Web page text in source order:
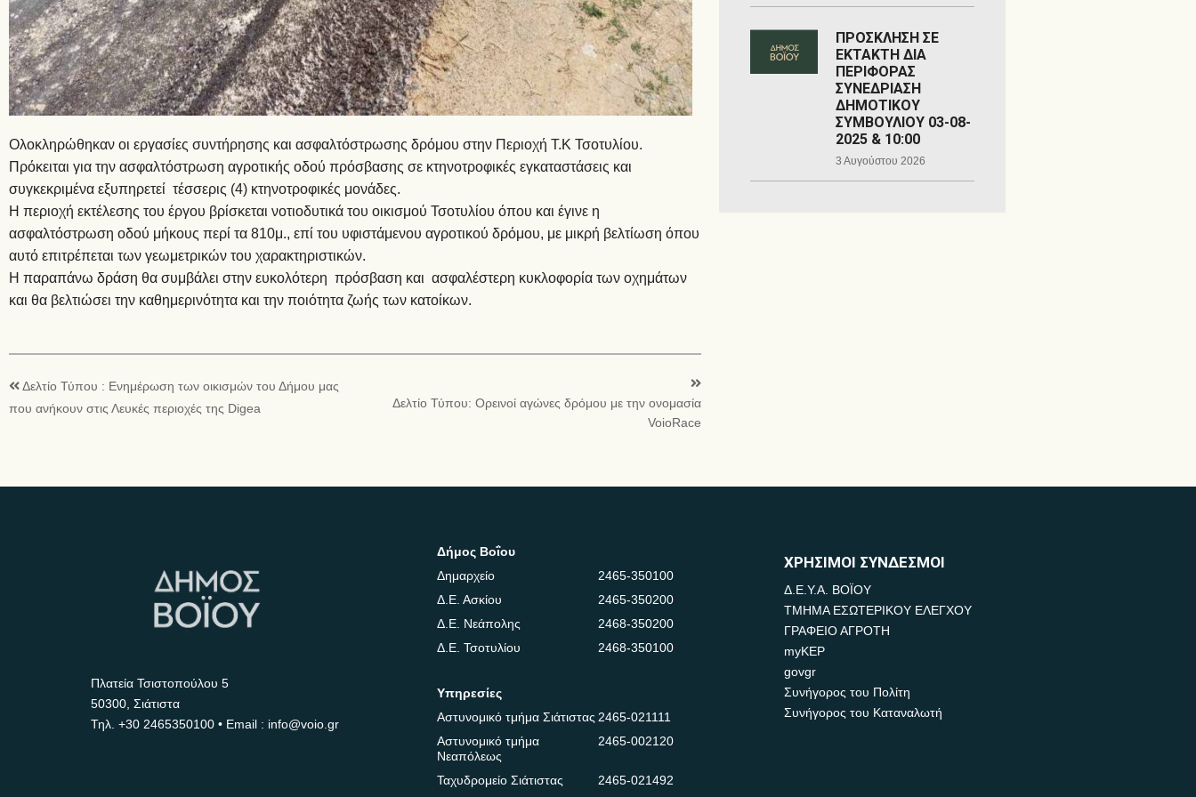
Ολοκληρώθηκαν οι εργασίες συντήρησης και ασφαλτόστρωσης δρόμου στην Περιοχή Τ.Κ Τσοτυλίου.
Πρόκειται για την ασφαλτόστρωση αγροτικής οδού πρόσβασης σε κτηνοτροφικές εγκαταστάσεις και
συγκεκριμένα εξυπηρετεί τέσσερις (4) κτηνοτροφικές μονάδες.
Η περιοχή εκτέλεσης του έργου βρίσκεται νοτιοδυτικά του οικισμού Τσοτυλίου όπου και έγινε η
ασφαλτόστρωση οδού μήκους περί τα 810μ., επί του υφιστάμενου αγροτικού δρόμου, με μικρή βελτίωση όπου
αυτό επιτρέπεται των γεωμετρικών του χαρακτηριστικών.
Η παραπάνω δράση θα συμβάλει στην ευκολότερη πρόσβαση και ασφαλέστερη κυκλοφορία των οχημάτων
και θα βελτιώσει την καθημερινότητα και την ποιότητα ζωής των κατοίκων.
Δελτίο Τύπου : Ενημέρωση των οικισμών του Δήμου μας
που ανήκουν στις Λευκές περιοχές της Digea
Δελτίο Τύπου: Ορεινοί αγώνες δρόμου με την ονομασία
VoioRace
ΠΡΟΣΚΛΗΣΗ ΣΕ
ΕΚΤΑΚΤΗ ΔΙΑ
ΠΕΡΙΦΟΡΑΣ
ΣΥΝΕΔΡΙΑΣΗ
ΔΗΜΟΤΙΚΟΥ
ΣΥΜΒΟΥΛΙΟΥ 03-08-
2025 & 10:00
3 Αυγούστου 2026
Πλατεία Τσιστοπούλου 5
50300, Σιάτιστα
Τηλ. +30 2465350100 • Email : info@voio.gr
Δήμος Βοΐου
Δημαρχείο
2465-350100
Δ.Ε. Ασκίου
2465-350200
Δ.Ε. Νεάπολης
2468-350200
Δ.Ε. Τσοτυλίου
2468-350100
Υπηρεσίες
Αστυνομικό τμήμα Σιάτιστας2465-021111
Αστυνομικό τμήμα
Νεαπόλεως
2465-002120
Ταχυδρομείο Σιάτιστας
2465-021492
ΧΡΗΣΙΜΟΙ ΣΥΝΔΕΣΜΟΙ
Δ.Ε.Υ.Α. ΒΟΪΟΥ
ΤΜΗΜΑ ΕΣΩΤΕΡΙΚΟΥ ΕΛΕΓΧΟΥ
ΓΡΑΦΕΙΟ ΑΓΡΟΤΗ
myKEP
govgr
Συνήγορος του Πολίτη
Συνήγορος του Καταναλωτή